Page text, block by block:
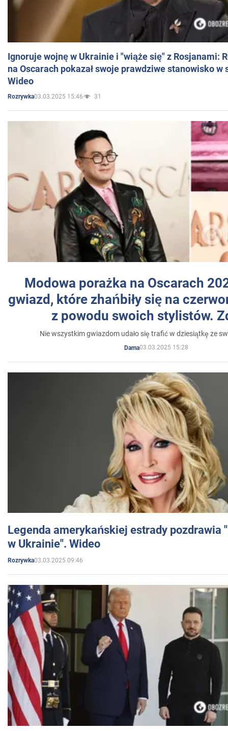
Ignoruje wojnę w Ukrainie i "wiąże się" z Rosjanami:
na Oscarach pokazał swoje prawdziwe stanowisko w
Wideo
Rozrywka03.03.2025 15:46 31
Modowa porażka na Oscarach
gwiazd, które zhańbiły się na
z powodu swoich stylistów.
Nie wszystkim gwiazdom udało się trafić w dziesiątkę ze
Dama03.03.2025 15:28
Legenda amerykańskiej estrady pozdrawia
w Ukrainie". Wideo
Rozrywka03.03.2025 09:46